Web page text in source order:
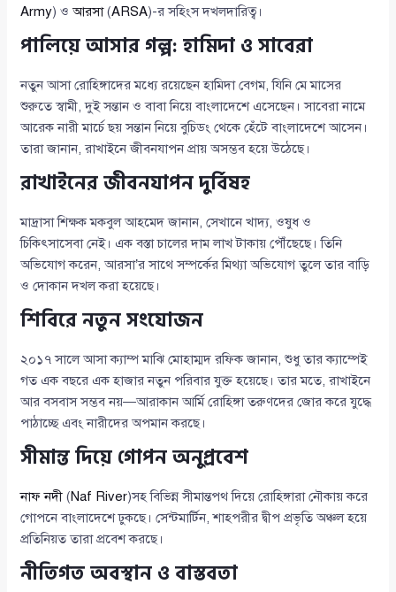
Army) ওআরসা(ARSA)-র সহিংস দখলদারিত্ব।
পালিয়ে আসার গল্প: হামিদা ও সাবেরা
নতুন আসা রোহিঙ্গাদের মধ্যে রয়েছেন হামিদা বেগম, যিনি মে মাসের
শুরুতে স্বামী, দুই সন্তান ও বাবা নিয়ে বাংলাদেশে এসেছেন। সাবেরা নামে
আরেক নারী মার্চে ছয় সন্তান নিয়ে বুচিডং থেকে হেঁটে বাংলাদেশে আসেন।
তারা জানান, রাখাইনে জীবনযাপন প্রায় অসম্ভব হয়ে উঠেছে।
রাখাইনের জীবনযাপন দুর্বিষহ
মাদ্রাসা শিক্ষক মকবুল আহমেদ জানান, সেখানে খাদ্য, ওষুধ ও
চিকিৎসাসেবা নেই। এক বস্তা চালের দাম লাখ টাকায় পৌঁছেছে। তিনি
অভিযোগ করেন, আরসা’র সাথে সম্পর্কের মিথ্যা অভিযোগ তুলে তার বাড়ি
ও দোকান দখল করা হয়েছে।
শিবিরে নতুন সংযোজন
২০১৭ সালে আসা ক্যাম্প মাঝি মোহাম্মদ রফিক জানান, শুধু তার ক্যাম্পেই
গত এক বছরে এক হাজার নতুন পরিবার যুক্ত হয়েছে। তার মতে, রাখাইনে
আর বসবাস সম্ভব নয়—আরাকান আর্মি রোহিঙ্গা তরুণদের জোর করে যুদ্ধে
পাঠাচ্ছে এবং নারীদের অপমান করছে।
সীমান্ত দিয়ে গোপন অনুপ্রবেশ
নাফ নদী (Naf River)সহ বিভিন্ন সীমান্তপথ দিয়ে রোহিঙ্গারা নৌকায় করে
গোপনে বাংলাদেশে ঢুকছে। সেন্টমার্টিন, শাহপরীর দ্বীপ প্রভৃতি অঞ্চল হয়ে
প্রতিনিয়ত তারা প্রবেশ করছে।
নীতিগত অবস্থান ও বাস্তবতা